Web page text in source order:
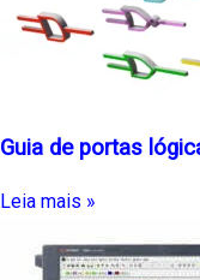
Guia de portas
Leia mais »